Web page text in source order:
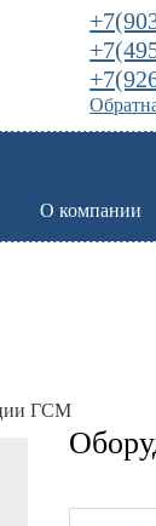
О компании
ГСМ